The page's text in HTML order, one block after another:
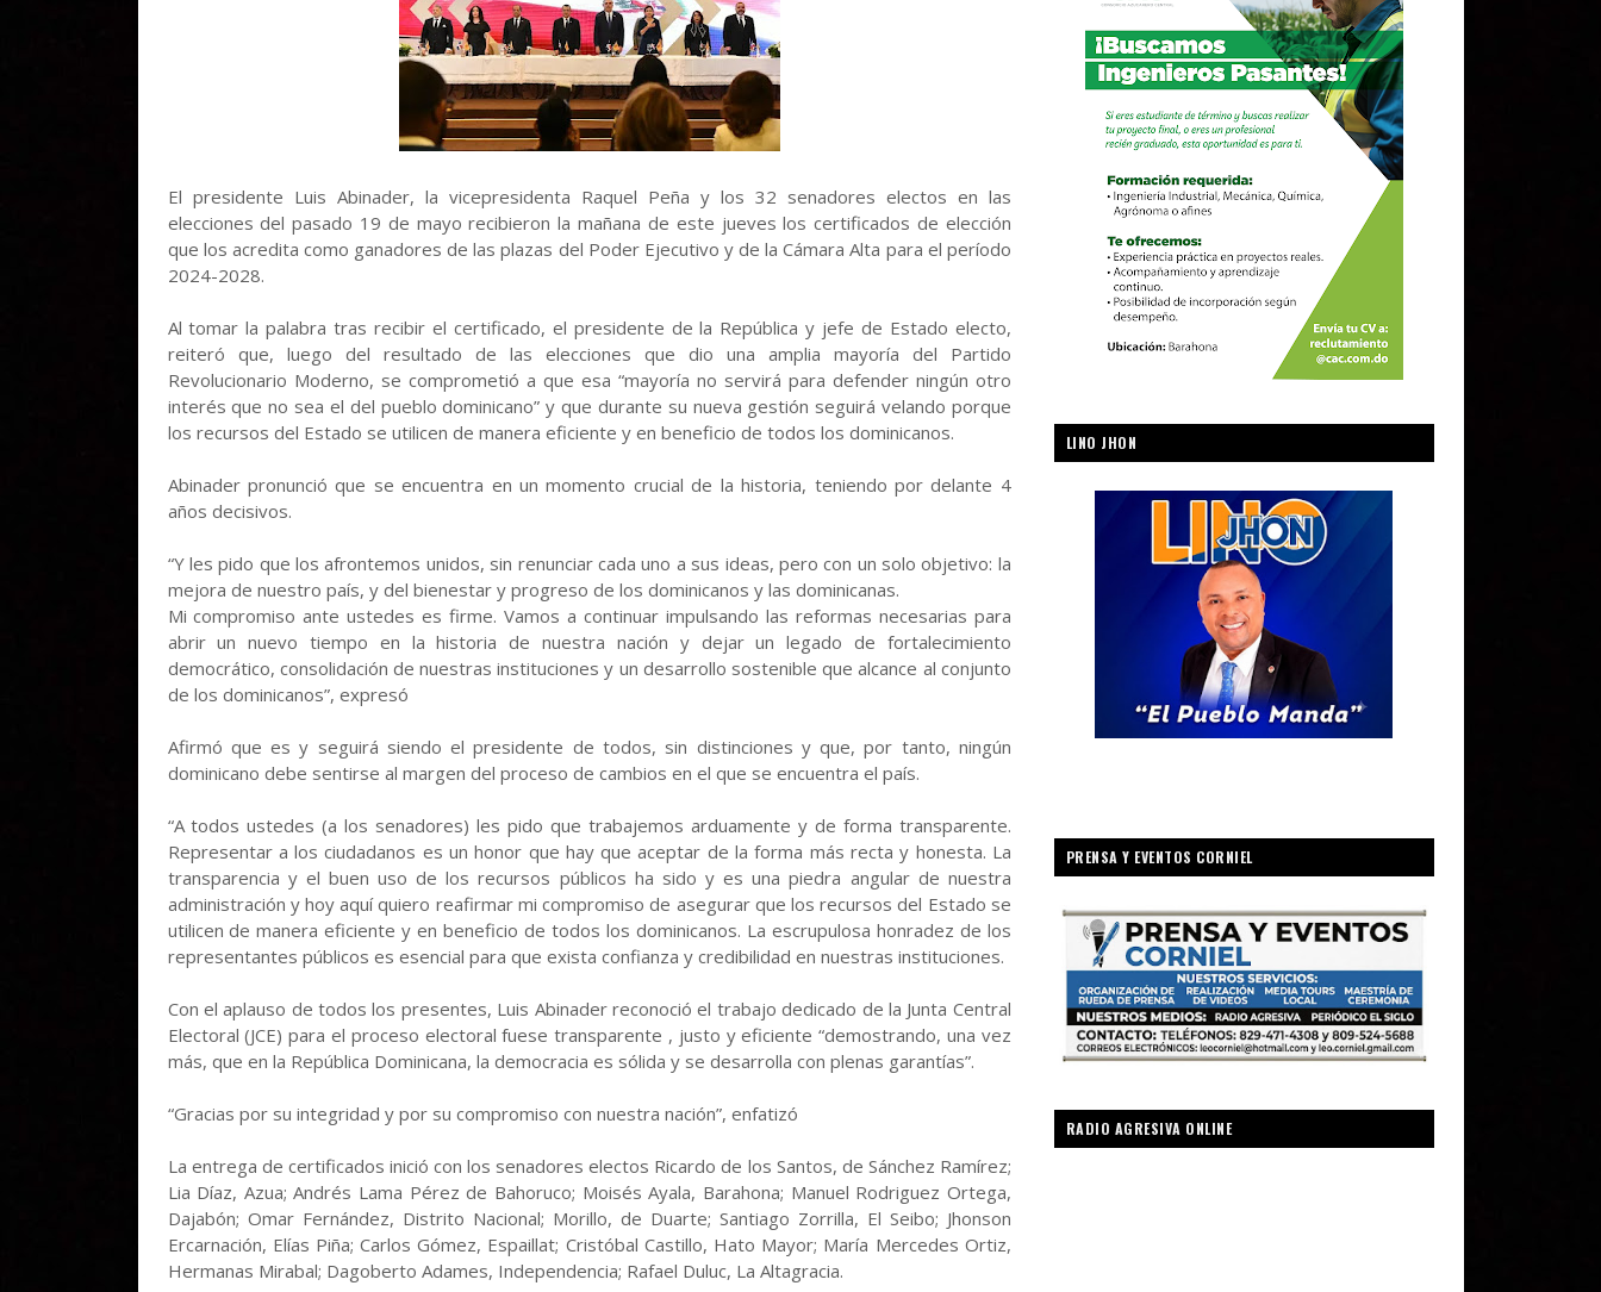
El presidente Luis Abinader, la vicepresidenta Raquel Peña y los 32 senadores electos en las
elecciones del pasado 19 de mayo recibieron la mañana de este jueves los certificados de elección
que los acredita como ganadores de las plazas del Poder Ejecutivo y de la Cámara Alta para el período
2024-2028.
Al tomar la palabra tras recibir el certificado, el presidente de la República y jefe de Estado electo,
reiteró que, luego del resultado de las elecciones que dio una amplia mayoría del Partido
Revolucionario Moderno, se comprometió a que esa “mayoría no servirá para defender ningún otro
interés que no sea el del pueblo dominicano” y que durante su nueva gestión seguirá velando porque
los recursos del Estado se utilicen de manera eficiente y en beneficio de todos los dominicanos.
Abinader pronunció que se encuentra en un momento crucial de la historia, teniendo por delante 4
años decisivos.
“Y les pido que los afrontemos unidos, sin renunciar cada uno a sus ideas, pero con un solo objetivo: la
mejora de nuestro país, y del bienestar y progreso de los dominicanos y las dominicanas.
Mi compromiso ante ustedes es firme. Vamos a continuar impulsando las reformas necesarias para
abrir un nuevo tiempo en la historia de nuestra nación y dejar un legado de fortalecimiento
democrático, consolidación de nuestras instituciones y un desarrollo sostenible que alcance al conjunto
de los dominicanos”, expresó
Afirmó que es y seguirá siendo el presidente de todos, sin distinciones y que, por tanto, ningún
dominicano debe sentirse al margen del proceso de cambios en el que se encuentra el país.
“A todos ustedes (a los senadores) les pido que trabajemos arduamente y de forma transparente.
Representar a los ciudadanos es un honor que hay que aceptar de la forma más recta y honesta. La
transparencia y el buen uso de los recursos públicos ha sido y es una piedra angular de nuestra
administración y hoy aquí quiero reafirmar mi compromiso de asegurar que los recursos del Estado se
utilicen de manera eficiente y en beneficio de todos los dominicanos. La escrupulosa honradez de los
representantes públicos es esencial para que exista confianza y credibilidad en nuestras instituciones.
Con el aplauso de todos los presentes, Luis Abinader reconoció el trabajo dedicado de la Junta Central
Electoral (JCE) para el proceso electoral fuese transparente , justo y eficiente “demostrando, una vez
más, que en la República Dominicana, la democracia es sólida y se desarrolla con plenas garantías”.
“Gracias por su integridad y por su compromiso con nuestra nación”, enfatizó
La entrega de certificados inició con los senadores electos Ricardo de los Santos, de Sánchez Ramírez;
Lia Díaz, Azua; Andrés Lama Pérez de Bahoruco; Moisés Ayala, Barahona; Manuel Rodriguez Ortega,
Dajabón; Omar Fernández, Distrito Nacional; Morillo, de Duarte; Santiago Zorrilla, El Seibo; Jhonson
Ercarnación, Elías Piña; Carlos Gómez, Espaillat; Cristóbal Castillo, Hato Mayor; María Mercedes Ortiz,
Hermanas Mirabal; Dagoberto Adames, Independencia; Rafael Duluc, La Altagracia.
LINO JHON
PRENSA Y EVENTOS CORNIEL
RADIO AGRESIVA ONLINE